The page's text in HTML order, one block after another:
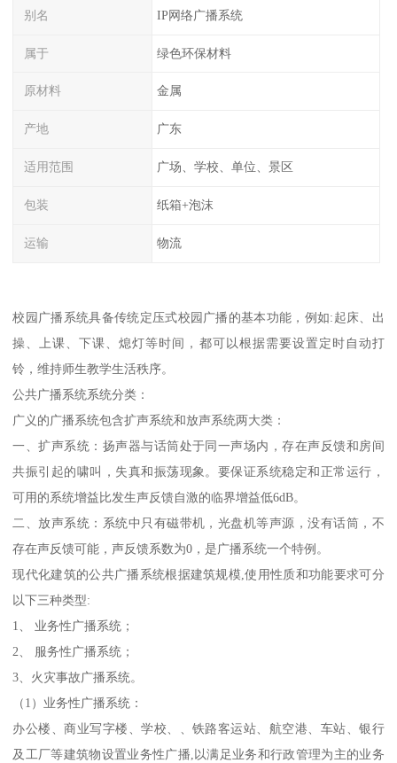
别名 IP网络广播系统
属于 绿色环保材料
原材料 金属
产地 广东
适用范围 广场、学校、单位、景区
包装 纸箱+泡沫
运输 物流
校园广播系统具备传统定压式校园广播的基本功能，例如:起床、出
操、上课、下课、熄灯等时间，都可以根据需要设置定时自动打
铃，维持师生教学生活秩序。
公共广播系统系统分类：
广义的广播系统包含扩声系统和放声系统两大类：
一、扩声系统：扬声器与话筒处于同一声场内，存在声反馈和房间
共振引起的啸叫，失真和振荡现象。要保证系统稳定和正常运行，
可用的系统增益比发生声反馈自激的临界增益低6dB。
二、放声系统：系统中只有磁带机，光盘机等声源，没有话筒，不
存在声反馈可能，声反馈系数为0，是广播系统一个特例。
现代化建筑的公共广播系统根据建筑规模,使用性质和功能要求可分
以下三种类型:
1、 业务性广播系统；
2、 服务性广播系统；
3、火灾事故广播系统。
（1）业务性广播系统：
办公楼、商业写字楼、学校、、铁路客运站、航空港、车站、银行
及工厂等建筑物设置业务性广播,以满足业务和行政管理为主的业务